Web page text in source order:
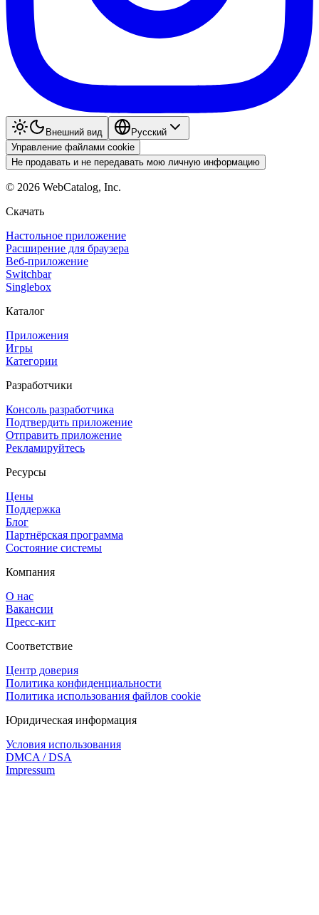
Внешний вид
Pyccкий
Управление файлами cookie
Не продавать и не передавать мою личную информацию
© 2026 WebCatalog, Inc.
Скачать
Настольное приложение
Расширение для браузера
Веб-приложение
Switchbar
Singlebox
Каталог
Приложения
Игры
Категории
Разработчики
Консоль разработчика
Подтвердить приложение
Отправить приложение
Рекламируйтесь
Ресурсы
Цены
Поддержка
Блог
Партнёрская программа
Состояние системы
Компания
О нас
Вакансии
Пресс-кит
Соответствие
Центр доверия
Политика конфиденциальности
Политика использования файлов cookie
Юридическая информация
Условия использования
DMCA / DSA
Impressum